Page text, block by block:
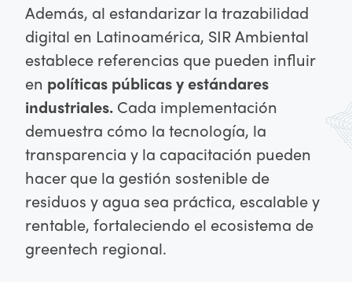
Además, al estandarizar la trazabilidad
digital en Latinoamérica, SIR Ambiental
establece referencias que pueden influir
en políticas públicas y estándares
industriales. Cada implementación
demuestra cómo la tecnología, la
transparencia y la capacitación pueden
hacer que la gestión sostenible de
residuos y agua sea práctica, escalable y
rentable, fortaleciendo el ecosistema de
greentech regional.